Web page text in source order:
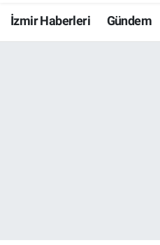
İzmir Haberleri Gündem
Resmi İlanlar